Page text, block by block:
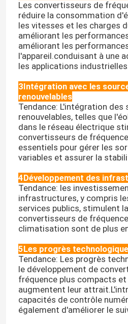
Les convertisseurs de
réduire la consommation
les vitesses et les charges
améliorant les
améliorant les
l'appareil.conduisant à une
les applications industrielles.
3Intégration avec les
renouvelables
Tendance: L'intégration des
renouvelables, telles que
dans le réseau électrique
convertisseurs de
essentiels pour gérer les
variables et assurer la
4Développement des
Tendance: les
infrastructures, y compris
services publics, stimulent
convertisseurs de
climatisation sont de plus
5Les progrès
Tendance: Les progrès
le développement de
fréquence plus compacts
augmentent leur
capacités de contrôle
également d'améliorer le